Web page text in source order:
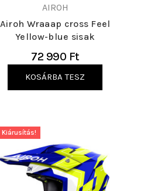
AIROH
Airoh Wraaap cross Feel
Yellow-blue sisak
72 990 Ft
KOSÁRBA TESZ
Kiárusítás!